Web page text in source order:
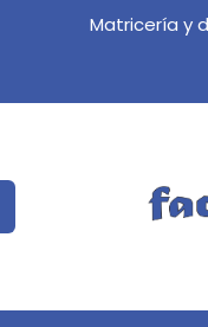
Matricería y